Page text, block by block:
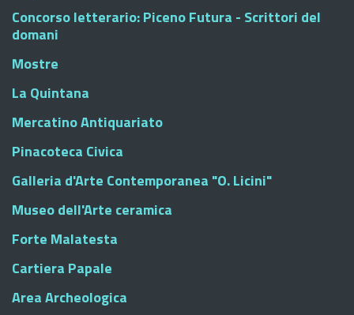
Concorso letterario: Piceno Futura - Scrittori del
domani
Mostre
La Quintana
Mercatino Antiquariato
Pinacoteca Civica
Galleria d'Arte Contemporanea "O. Licini"
Museo dell'Arte ceramica
Forte Malatesta
Cartiera Papale
Area Archeologica